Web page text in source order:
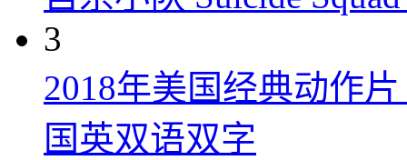
3
2018年美国经典动作
国英双语双字